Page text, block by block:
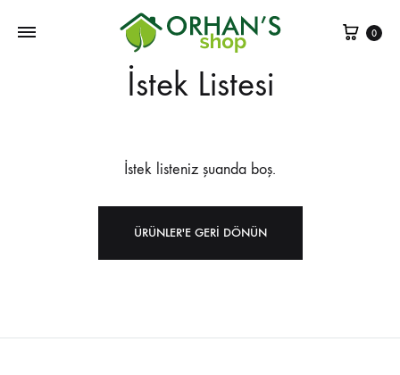
Sepet
0
İstek Listesi
İstek listeniz şuanda boş.
ÜRÜNLER'E GERI DÖNÜN